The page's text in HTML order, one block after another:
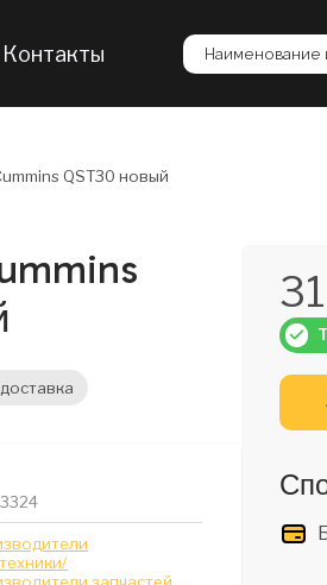
Контакты Наименование
QST30 новый